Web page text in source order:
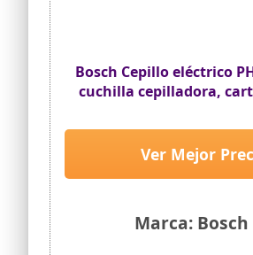
seguro de la herramienta
Bosch Cepillo eléctrico
cuchilla cepilladora,
profundidad de viruta 0-
profundidad de ranura
Marca: Bosch
Ver Mejor